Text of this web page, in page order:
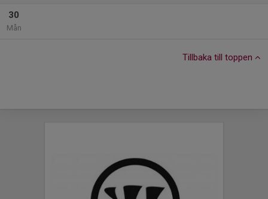
30
Mån
Tillbaka till toppen